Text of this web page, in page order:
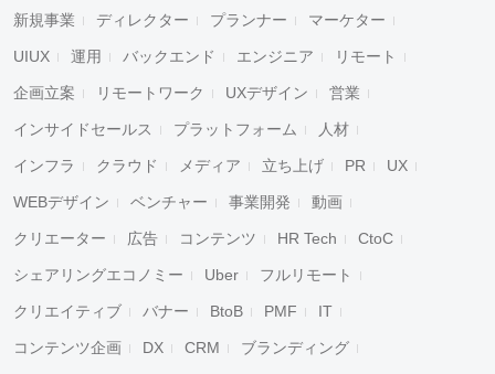
新規事業 ディレクター プランナー マーケター
UIUX 運用 バックエンド エンジニア リモート
企画立案 リモートワーク UXデザイン 営業
インサイドセールス プラットフォーム 人材
インフラ クラウド メディア 立ち上げ PR UX
WEBデザイン ベンチャー 事業開発 動画
クリエーター 広告 コンテンツ HR Tech CtoC
シェアリングエコノミー Uber フルリモート
クリエイティブ バナー BtoB PMF IT
コンテンツ企画 DX CRM ブランディング